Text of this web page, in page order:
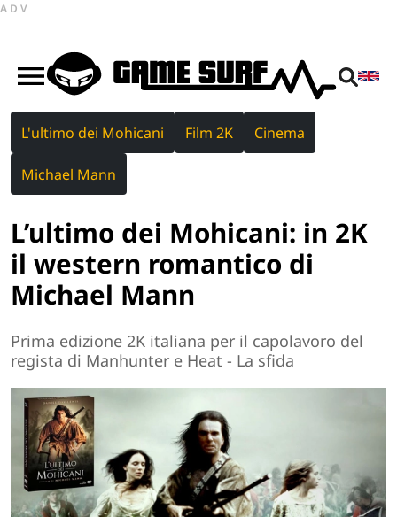
ADV
L'ultimo dei Mohicani Film 2K Cinema
Michael Mann
L’ultimo dei Mohicani: in 2K
il western romantico di
Michael Mann
Prima edizione 2K italiana per il capolavoro del
regista di Manhunter e Heat - La sfida